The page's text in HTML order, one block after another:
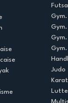
Judo
Lutte